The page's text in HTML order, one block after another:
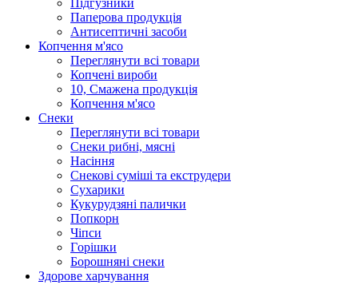
Підгузники
Паперова продукція
Антисептичні засоби
Копчення м'ясо
Переглянути всі товари
Копчені вироби
10, Смажена продукція
Копчення м'ясо
Снеки
Переглянути всі товари
Снеки рибні, мясні
Насіння
Снекові суміші та екструдери
Сухарики
Кукурудзяні пaлички
Попкорн
Чіпси
Гoрішки
Борошняні снеки
Здорове харчування